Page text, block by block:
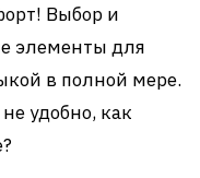
Выбор и
элементы для
в полной мере.
удобно, как